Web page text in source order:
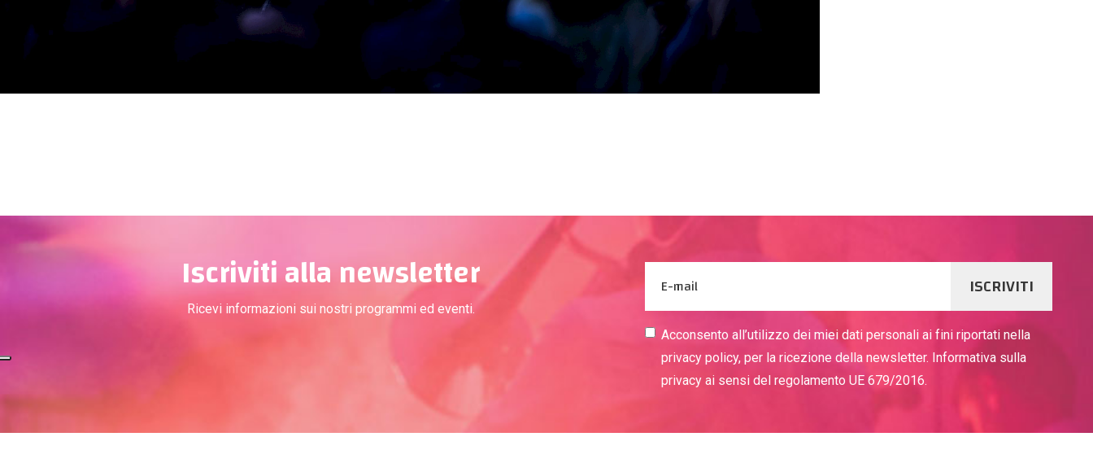
Iscriviti alla newsletter
Ricevi informazioni sui nostri programmi ed eventi.
ISCRIVITI
Acconsento all’utilizzo dei miei dati personali ai fini riportati nella
privacy policy, per la ricezione della newsletter. Informativa sulla
privacy ai sensi del regolamento UE 679/2016.